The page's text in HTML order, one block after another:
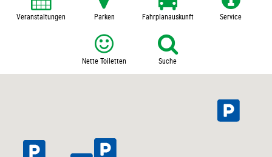
Bauen + Wohnen
Gesundheit
Veranstaltungen Parken Fahrplanauskunft Service
Nette Toiletten Suche